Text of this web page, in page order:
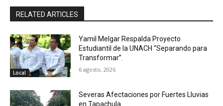
RELATED ARTICLES
Local
Yamil Melgar Respalda Proyecto
Estudiantil de la UNACH “Separando para
Transformar”.
6 agosto, 2026
Severas Afectaciones por Fuertes Lluvias
en Tapachula